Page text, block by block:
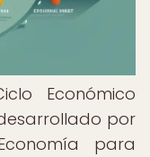
Económico
por
para